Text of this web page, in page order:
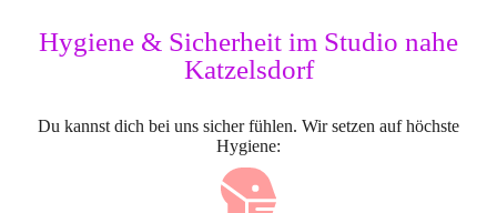
Hygiene & Sicherheit im Studio nahe
Katzelsdorf
Du kannst dich bei uns sicher fühlen. Wir setzen auf höchste
Hygiene: